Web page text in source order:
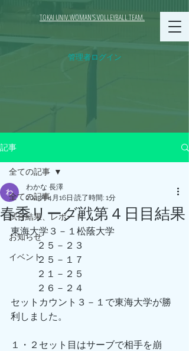
TOKAI UNIV.WOMAN'S VOLLEYBALL TEAM.
管理者ログイン
記事
全ての記事
試合結果、レポート
お知らせ
イベント
全ての記事
春季リーグ戦第４日目結果
わかな 長澤
2023年4月16日 読了時間: 1分
東海大学３－１松蔭大学
           ２５－２３
           ２５－１７
           ２１－２５
           ２６－２４
セットカウント３－１で東海大学が勝
利しました。
１・２セット目はサーブで相手を崩